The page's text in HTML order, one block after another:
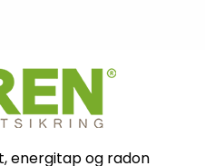
energitap og radon